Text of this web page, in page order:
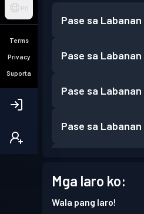
PH
Terms
Privacy
Suporta
Pase sa Labanan
Pase sa Labanan
Pase sa Labanan
Pase sa Labanan
Mga laro ko:
Wala pang laro!